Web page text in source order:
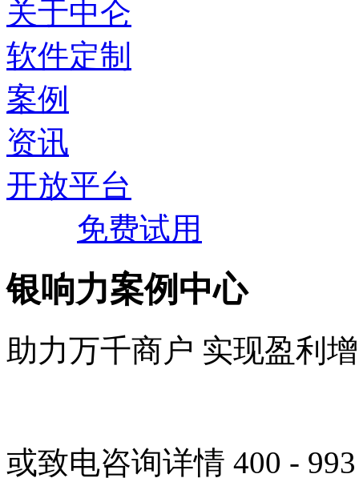
关于中仑
软件定制
案例
资讯
开放平台
免费试用
银响力案例中心
助力万千商户 实现盈利
或致电咨询详情 400 -